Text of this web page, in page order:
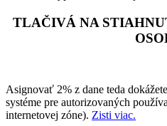
TLAČIVÁ NA
Asignovať 2% z dane teda
systéme pre autorizovaných
internetovej zóne). Zisti viac.